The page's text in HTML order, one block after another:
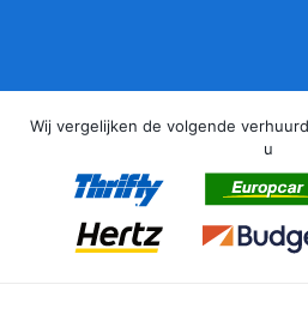
Wij vergelijken de volgende
u